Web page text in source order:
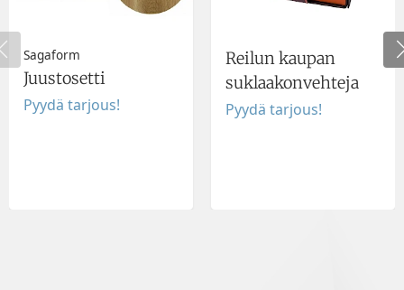
Sagaform
Juustosetti
Pyydä tarjous!
Reilun kaupan
suklaakonvehteja
Pyydä tarjous!